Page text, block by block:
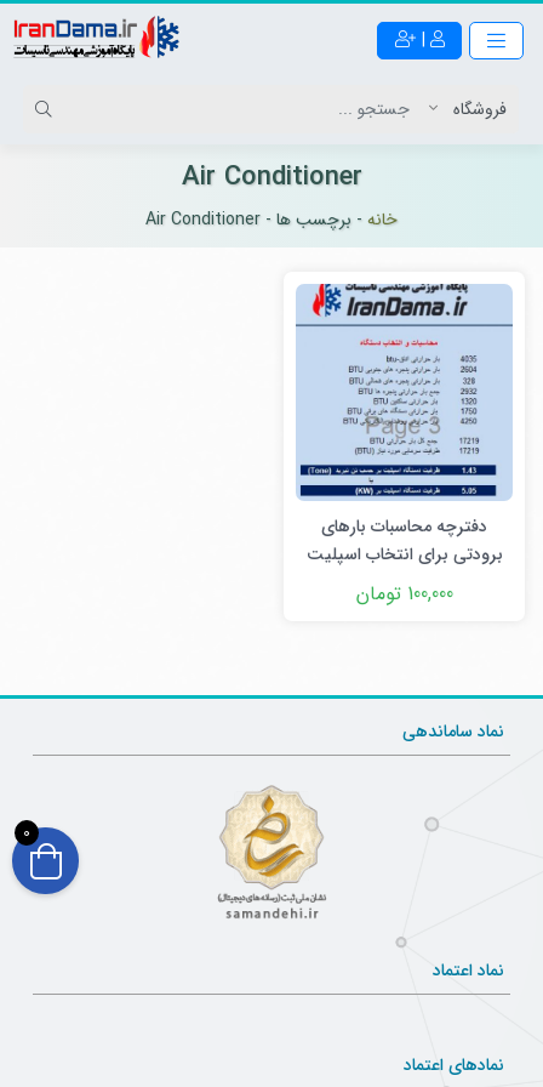
|
Air Conditioner
خانه - برچسب ها -
Air Conditioner
دفترچه محاسبات بارهای
برودتی برای انتخاب اسپلیت
یونیت و چیلر در نرم افزار اکسل
(Excel )
100,000 تومان
نماد ساماندهی
نماد اعتماد
نمادهای اعتماد
0